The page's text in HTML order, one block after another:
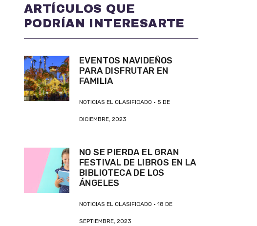
ARTÍCULOS QUE
PODRÍAN INTERESARTE
EVENTOS NAVIDEÑOS
PARA DISFRUTAR EN
FAMILIA
NOTICIAS EL CLASIFICADO 5 DE
DICIEMBRE, 2023
NO SE PIERDA EL GRAN
FESTIVAL DE LIBROS EN LA
BIBLIOTECA DE LOS
ÁNGELES
NOTICIAS EL CLASIFICADO 18 DE
SEPTIEMBRE, 2023